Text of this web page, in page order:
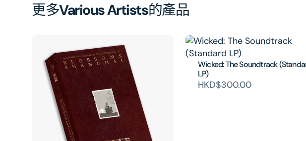
更多Various Artists的產品
Wicked: The Soundtrack
LP)
HKD$300.00